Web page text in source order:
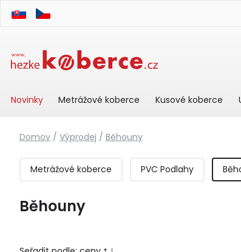
Novinky Metrážové koberce Kusové koberce
Domov / Výprodej / Běhouny
Metrážové koberce PVC Podlahy
Běhouny